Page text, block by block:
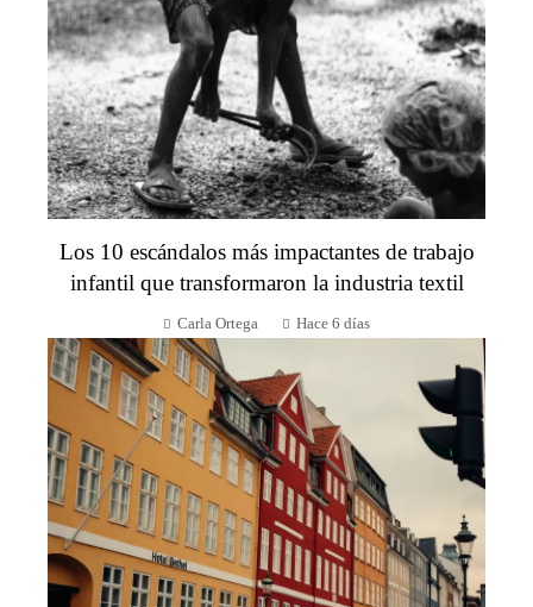
Los 10 escándalos más impactantes de trabajo
infantil que transformaron la industria textil
Carla Ortega Hace 6 días